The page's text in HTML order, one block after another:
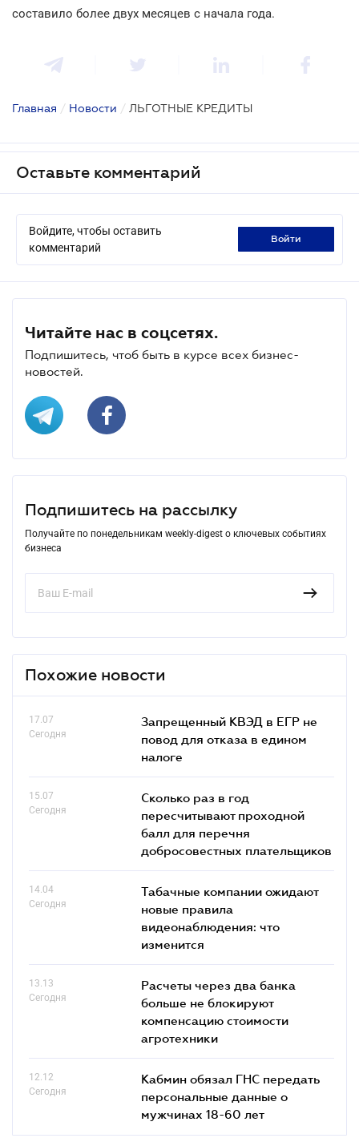
составило более двух месяцев с начала года.
Главная / Новости / ЛЬГОТНЫЕ КРЕДИТЫ
Оставьте комментарий
Войдите, чтобы оставить
комментарий
войти
Читайте нас в соцсетях.
Подпишитесь, чтоб быть в курсе всех бизнес-
новостей.
Подпишитесь на рассылку
Получайте по понедельникам weekly-digest о ключевых событиях
бизнеса
Похожие новости
17.07
Сегодня
Запрещенный КВЭД в ЕГР не
повод для отказа в едином
налоге
15.07
Сегодня
Сколько раз в год
пересчитывают проходной
балл для перечня
добросовестных плательщиков
14.04
Сегодня
Табачные компании ожидают
новые правила
видеонаблюдения: что
изменится
13.13
Сегодня
Расчеты через два банка
больше не блокируют
компенсацию стоимости
агротехники
12.12
Сегодня
Кабмин обязал ГНС передать
персональные данные о
мужчинах 18-60 лет